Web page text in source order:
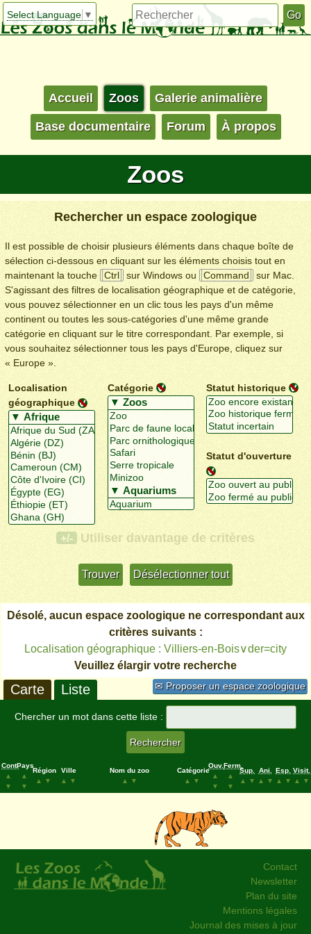
Select Language ▼
Accueil Zoos Galerie animalière
Base documentaire Forum À propos
Zoos
Rechercher un espace zoologique
Il est possible de choisir plusieurs éléments dans chaque boîte de
sélection ci-dessous en cliquant sur les éléments choisis tout en
maintenant la touche
Ctrl sur Windows ou Command
sur Mac.
S'agissant des filtres de localisation géographique et de catégorie,
vous pouvez sélectionner en un clic tous les pays d'un même
continent ou toutes les sous-catégories d'une même grande
catégorie en cliquant sur le titre correspondant. Par exemple, si
vous souhaitez sélectionner tous les pays d'Europe, cliquez sur
« Europe ».
Localisation
géographique
Catégorie Statut historique
Statut d'ouverture
+/- Utiliser davantage de critères
Désolé, aucun espace zoologique ne correspondant aux
critères suivants :
Localisation géographique : Villiers-en-Bois∨der=city
Veuillez élargir votre recherche
✉ Proposer un espace zoologique
Carte Liste
Chercher un mot dans cette liste :
Cont.
▲
▼
Pays
▲
▼
Région
▲
▼
Ville
▲
▼
Nom du zoo
▲
▼
Catégorie
▲
▼
Ouv.
▲
▼
Ferm.
▲
▼
Sup.
▲
▼
Ani.
▲
▼
Esp.
▲
▼
Visit.
▲
▼
Contact
Newsletter
Plan du site
Mentions légales
Journal des mises à jour